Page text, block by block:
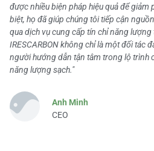
được nhiều biện pháp hiệu quả để giảm
biệt, họ đã giúp chúng tôi tiếp cận
qua dịch vụ cung cấp tín chỉ năng lượng
IRESCARBON không chỉ là một đối tác
người hướng dẫn tận tâm trong lộ trình
năng lượng sạch."
Anh Minh
CEO